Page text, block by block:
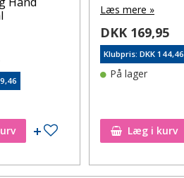
Tilføj til ønskeseddel
Læs mere »
DKK 169,95
Klubpris: DKK 144,46
På lager
Læg i kurv